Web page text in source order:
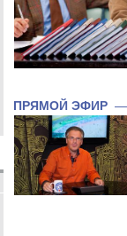
ПРЯМОЙ ЭФИР